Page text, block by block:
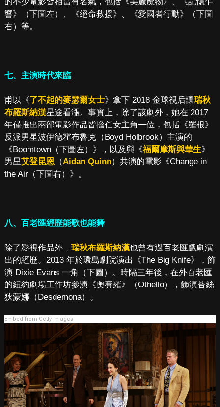
的不少電影皆相當有名氣，包括《美麗魔物》、《記憶乍
響》（下圖左）、《絕命救援》、《愛國者行動》（下圖
右）等。
七、主演時代來臨
甫以《了不起的麥瑟爾女士》拿下 2018 金球視后讓瑞秋
布羅斯納漢星途看漲。事實上，除了該劇外，她在 2017
年僅推出兩部電影作品皆擔任女主角一位，包括《羅根》
反派男星波伊德霍布魯克（Boyd Holbrook）主演的
《Boomtown（下圖左）》，以及與《福爾摩斯與華生》
男星艾登昆恩（Aidan Quinn）共演的電影《Change in
the Air（下圖右）》。
八、百老匯經歷能歌也能舞
除了影視作品外， 瑞秋布羅斯納漢也曾有過百老匯戲劇演
出的經歷。2013 年於環島劇院演出《The Big Knife》，飾
演 Dixie Evans 一角（下圖）。時隔三年後，在外百老匯
的紐約劇場工作坊參演《奧賽羅》（Othello），飾演苔絲
狄蒙娜（Desdemona）。
Embed from Getty Images